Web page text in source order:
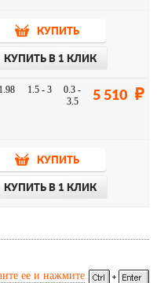
КУПИТЬ
КУПИТЬ В 1 КЛИК
1.98 1.5 - 3
0.3 -
3.5
5 510
КУПИТЬ
КУПИТЬ В 1 КЛИК
ее и нажмите